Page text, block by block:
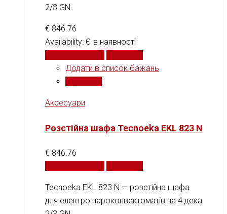
2/3 GN.
€ 846.76
Availability: Є в наявності
Додати в список бажань
Аксесуари
Розстійна шафа Tecnoeka EKL 823 N
€ 846.76
Tecnoeka EKL 823 N — розстійна шафа
для електро пароконвектоматів на 4 дека